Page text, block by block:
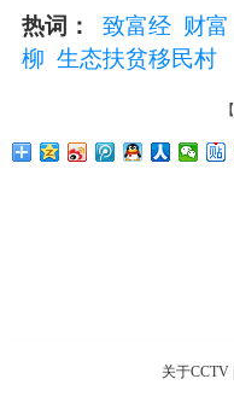
热词： 致富经 财富
柳 生态扶贫移民村
【
关于CCTV